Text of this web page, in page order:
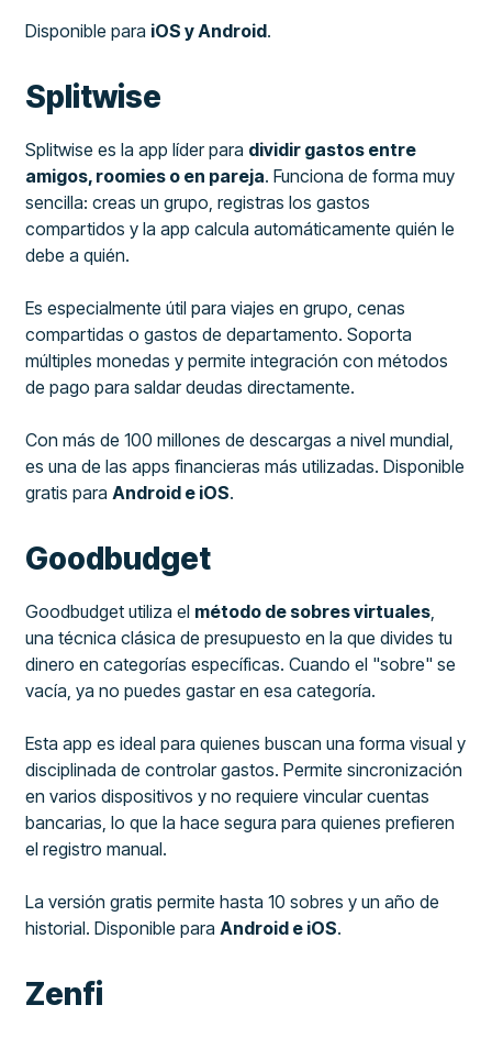
Disponible para iOS y Android.
Splitwise
Splitwise es la app líder para dividir gastos entre
amigos, roomies o en pareja. Funciona de forma muy
sencilla: creas un grupo, registras los gastos
compartidos y la app calcula automáticamente quién le
debe a quién.
Es especialmente útil para viajes en grupo, cenas
compartidas o gastos de departamento. Soporta
múltiples monedas y permite integración con métodos
de pago para saldar deudas directamente.
Con más de 100 millones de descargas a nivel mundial,
es una de las apps financieras más utilizadas. Disponible
gratis para Android e iOS.
Goodbudget
Goodbudget utiliza el método de sobres virtuales
una técnica clásica de presupuesto en la que divides tu
dinero en categorías específicas. Cuando el "sobre" se
vacía, ya no puedes gastar en esa categoría.
Esta app es ideal para quienes buscan una forma visual y
disciplinada de controlar gastos. Permite sincronización
en varios dispositivos y no requiere vincular cuentas
bancarias, lo que la hace segura para quienes prefieren
el registro manual.
La versión gratis permite hasta 10 sobres y un año de
historial. Disponible para Android e iOS.
Zenfi